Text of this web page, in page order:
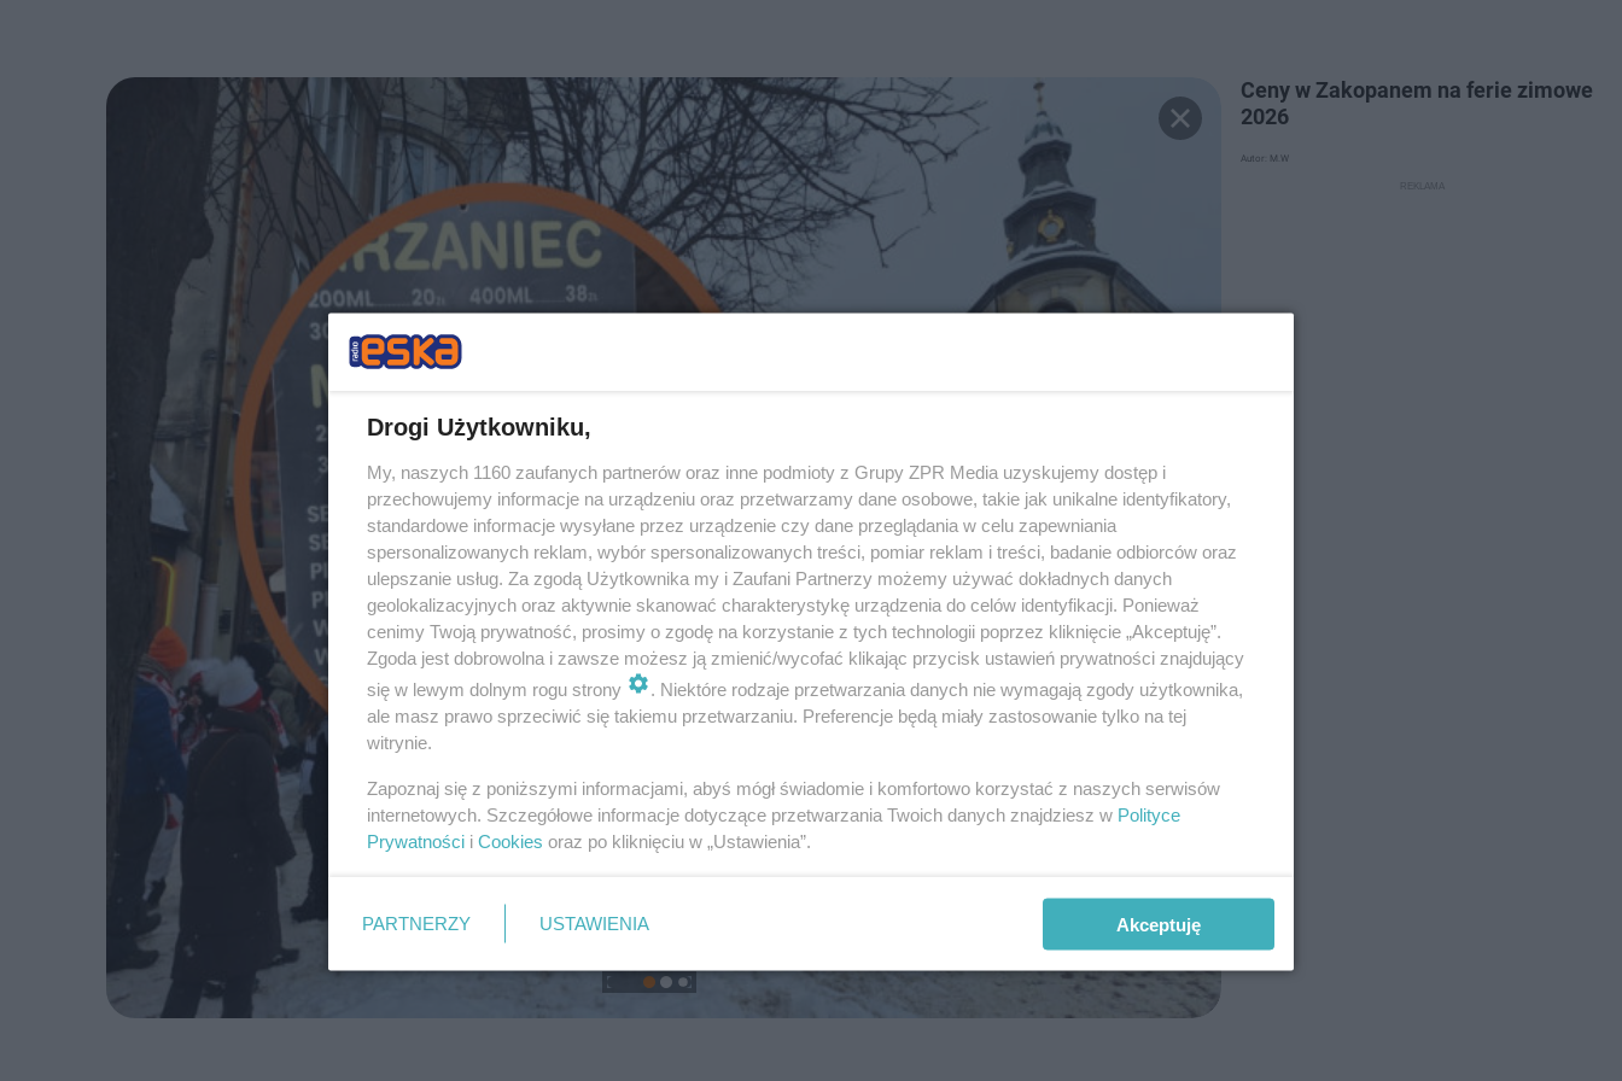
Ceny w Zakopanem na ferie zimowe
2026
Autor: M.W
Drogi Użytkowniku,
My, naszych 1160 zaufanych partnerów oraz inne podmioty z Grupy ZPR Media uzyskujemy dostęp i
przechowujemy informacje na urządzeniu oraz przetwarzamy dane osobowe, takie jak unikalne identyfikatory,
standardowe informacje wysyłane przez urządzenie czy dane przeglądania w celu zapewniania
spersonalizowanych reklam, wybór spersonalizowanych treści, pomiar reklam i treści, badanie odbiorców oraz
ulepszanie usług. Za zgodą Użytkownika my i Zaufani Partnerzy możemy używać dokładnych danych
geolokalizacyjnych oraz aktywnie skanować charakterystykę urządzenia do celów identyfikacji. Ponieważ
cenimy Twoją prywatność, prosimy o zgodę na korzystanie z tych technologii poprzez kliknięcie „Akceptuję”.
Zgoda jest dobrowolna i zawsze możesz ją zmienić/wycofać klikając przycisk ustawień prywatności znajdujący
się w lewym dolnym rogu strony
. Niektóre rodzaje przetwarzania danych nie wymagają zgody użytkownika,
ale masz prawo sprzeciwić się takiemu przetwarzaniu. Preferencje będą miały zastosowanie tylko na tej
witrynie.
Zapoznaj się z poniższymi informacjami, abyś mógł świadomie i komfortowo korzystać z naszych serwisów
internetowych. Szczegółowe informacje dotyczące przetwarzania Twoich danych znajdziesz w Polityce
Prywatności i Cookies oraz po kliknięciu w „Ustawienia”.
PARTNERZY USTAWIENIA Akceptuję